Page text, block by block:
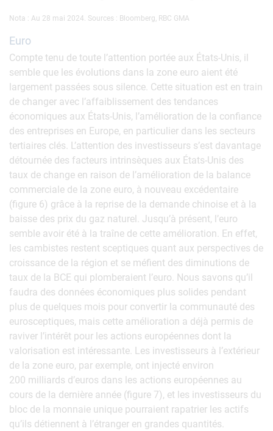
Nota : Au 28 mai 2024. Sources : Bloomberg, RBC GMA
Euro
Compte tenu de toute l’attention portée aux États-Unis, il
semble que les évolutions dans la zone euro aient été
largement passées sous silence. Cette situation est en train
de changer avec l’affaiblissement des tendances
économiques aux États-Unis, l’amélioration de la confiance
des entreprises en Europe, en particulier dans les secteurs
tertiaires clés. L’attention des investisseurs s’est davantage
détournée des facteurs intrinsèques aux États-Unis des
taux de change en raison de l’amélioration de la balance
commerciale de la zone euro, à nouveau excédentaire
(figure 6) grâce à la reprise de la demande chinoise et à la
baisse des prix du gaz naturel. Jusqu’à présent, l’euro
semble avoir été à la traîne de cette amélioration. En effet,
les cambistes restent sceptiques quant aux perspectives de
croissance de la région et se méfient des diminutions de
taux de la BCE qui plomberaient l’euro. Nous savons qu’il
faudra des données économiques plus solides pendant
plus de quelques mois pour convertir la communauté des
eurosceptiques, mais cette amélioration a déjà permis de
raviver l’intérêt pour les actions européennes dont la
valorisation est intéressante. Les investisseurs à l’extérieur
de la zone euro, par exemple, ont injecté environ
200 milliards d’euros dans les actions européennes au
cours de la dernière année (figure 7), et les investisseurs du
bloc de la monnaie unique pourraient rapatrier les actifs
qu’ils détiennent à l’étranger en grandes quantités.